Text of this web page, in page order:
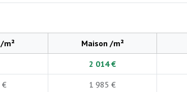
m² Maison /m²
2 014 €
€ 1 985 €